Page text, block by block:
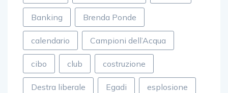
Banking Brenda Ponde
calendario Campioni dell’Acqua
cibo club costruzione
Destra liberale Egadi esplosione